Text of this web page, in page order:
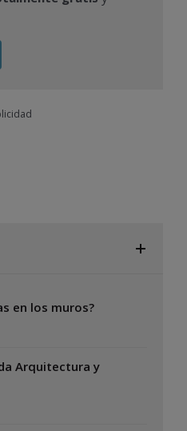
en los muros?
Arquitectura y